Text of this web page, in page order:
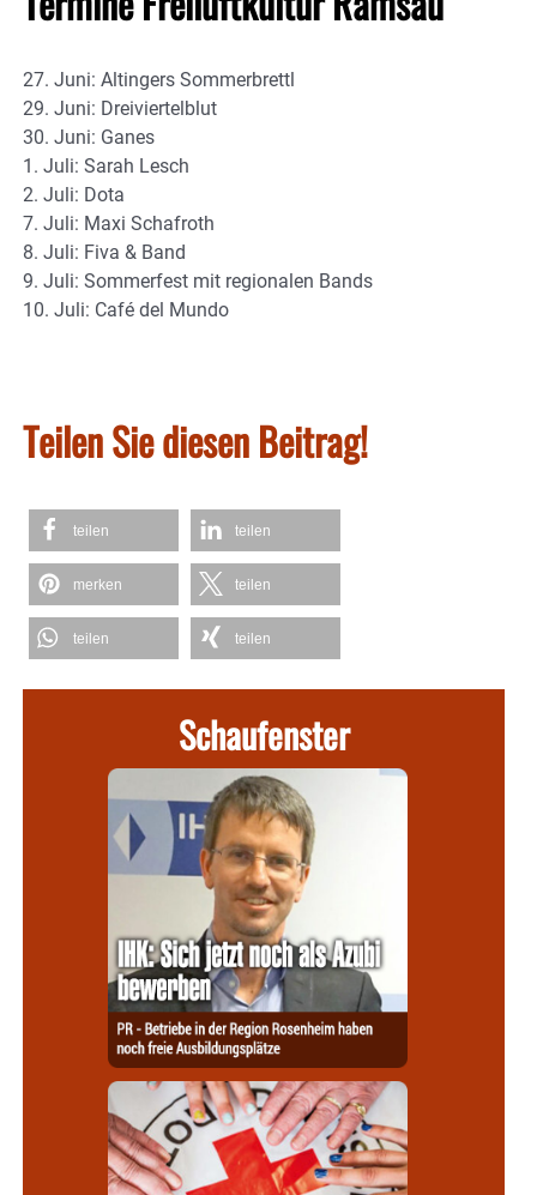
27. Juni: Altingers Sommerbrettl
29. Juni: Dreiviertelblut
30. Juni: Ganes
1. Juli: Sarah Lesch
2. Juli: Dota
7. Juli: Maxi Schafroth
8. Juli: Fiva & Band
9. Juli: Sommerfest mit regionalen Bands
10. Juli: Café del Mundo
Teilen Sie diesen Beitrag!
teilen teilen
merken teilen
teilen teilen
Schaufenster